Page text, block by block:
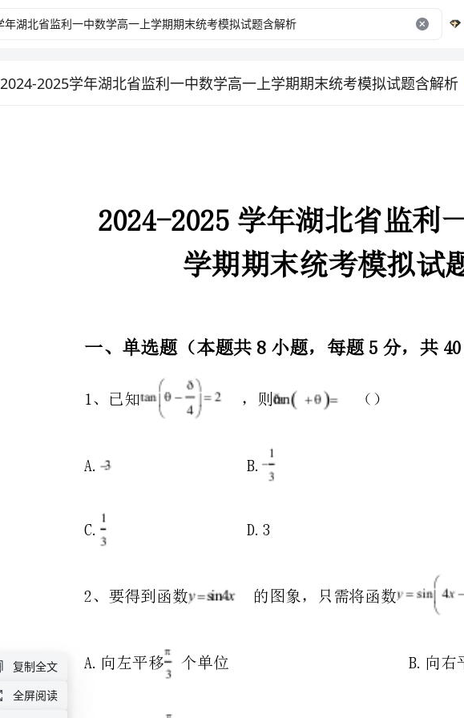
2024-2025学年湖北省监利一中数学高一上学期期末统考模拟试题含解析
学期期末统考模拟试题含解析
一、单选题（本题共8小题，每题5分，共40分）
复制全文
全屏阅读